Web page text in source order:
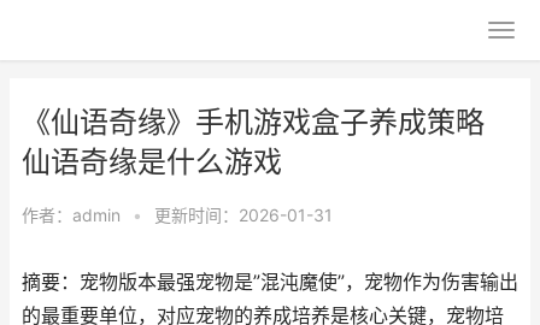
《仙语奇缘》手机游戏盒子养成策略
仙语奇缘是什么游戏
作者： admin • 更新时间：2026-01-31
摘要：宠物版本最强宠物是”混沌魔使”，宠物作为伤害输出
的最重要单位，对应宠物的养成培养是核心关键，宠物培